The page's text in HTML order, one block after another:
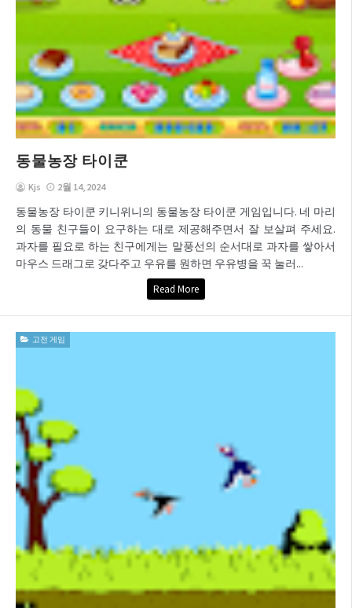
동물농장 타이쿤
Kjs 2월 14, 2024
동물농장 타이쿤 키니위니의 동물농장 타이쿤 게임입니다. 네 마리
의 동물 친구들이 요구하는 대로 제공해주면서 잘 보살펴 주세요.
과자를 필요로 하는 친구에게는 말풍선의 순서대로 과자를 쌓아서
마우스 드래그로 갖다주고 우유를 원하면 우유병을 꾹 눌러...
Read More
고전 게임